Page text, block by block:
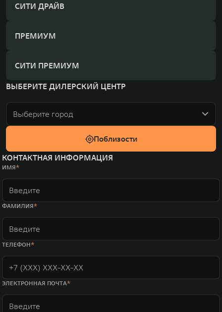
СИТИ ДРАЙВ
ПРЕМИУМ
СИТИ ПРЕМИУМ
ВЫБЕРИТЕ ДИЛЕРСКИЙ ЦЕНТР
Выберите город
Поблизости
КОНТАКТНАЯ ИНФОРМАЦИЯ
ИМЯ
ФАМИЛИЯ
ТЕЛЕФОН
ЭЛЕКТРОННАЯ ПОЧТА